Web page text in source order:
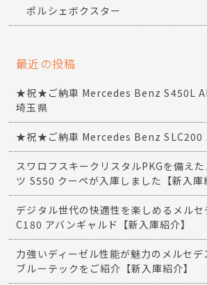
ポルシェボクスター
最近の投稿
★祝★ご納車 Mercedes Benz S450L
埼玉県
★祝★ご納車 Mercedes Benz SLC200
スワロフスキークリスタルPKGを備え
ツ S550 クーペが入庫しました【新入庫
デジタル世代の快適性を楽しめるメル
C180 アバンギャルド【新入庫紹介】
力強いディーゼル性能が魅力のメルセ
ブルーテックをご紹介【新入庫紹介】